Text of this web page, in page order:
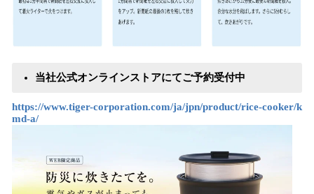
当社公式オンラインストアにてご予約受付中
https://www.tiger-corporation.com/ja/jpn/product/rice-cooker/k
md-a/